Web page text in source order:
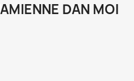
DAN MOI